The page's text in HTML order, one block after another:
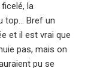
la
top… Bref un
et il est vrai que
pas, mais on
pu se